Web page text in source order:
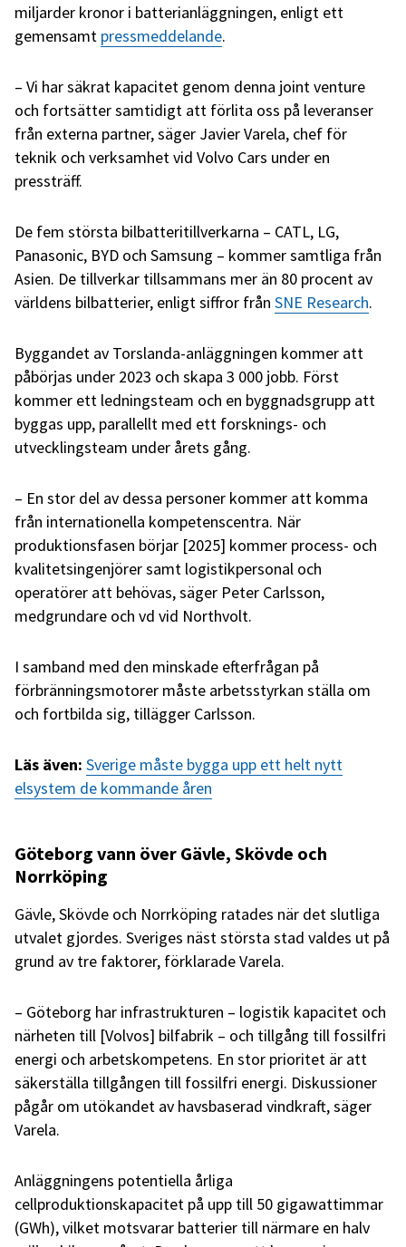
miljarder kronor i batterianläggningen, enligt ett
gemensamt pressmeddelande.
– Vi har säkrat kapacitet genom denna joint venture
och fortsätter samtidigt att förlita oss på leveranser
från externa partner, säger Javier Varela, chef för
teknik och verksamhet vid Volvo Cars under en
pressträff.
De fem största bilbatteritillverkarna – CATL, LG,
Panasonic, BYD och Samsung – kommer samtliga från
Asien. De tillverkar tillsammans mer än 80 procent av
världens bilbatterier, enligt siffror från SNE Research.
Byggandet av Torslanda-anläggningen kommer att
påbörjas under 2023 och skapa 3 000 jobb. Först
kommer ett ledningsteam och en byggnadsgrupp att
byggas upp, parallellt med ett forsknings- och
utvecklingsteam under årets gång.
– En stor del av dessa personer kommer att komma
från internationella kompetenscentra. När
produktionsfasen börjar [2025] kommer process- och
kvalitetsingenjörer samt logistikpersonal och
operatörer att behövas, säger Peter Carlsson,
medgrundare och vd vid Northvolt.
I samband med den minskade efterfrågan på
förbränningsmotorer måste arbetsstyrkan ställa om
och fortbilda sig, tillägger Carlsson.
Läs även: Sverige måste bygga upp ett helt nytt
elsystem de kommande åren
Göteborg vann över Gävle, Skövde och
Norrköping
Gävle, Skövde och Norrköping ratades när det slutliga
utvalet gjordes. Sveriges näst största stad valdes ut på
grund av tre faktorer, förklarade Varela.
– Göteborg har infrastrukturen – logistik kapacitet och
närheten till [Volvos] bilfabrik – och tillgång till fossilfri
energi och arbetskompetens. En stor prioritet är att
säkerställa tillgången till fossilfri energi. Diskussioner
pågår om utökandet av havsbaserad vindkraft, säger
Varela.
Anläggningens potentiella årliga
cellproduktionskapacitet på upp till 50 gigawattimmar
(GWh), vilket motsvarar batterier till närmare en halv